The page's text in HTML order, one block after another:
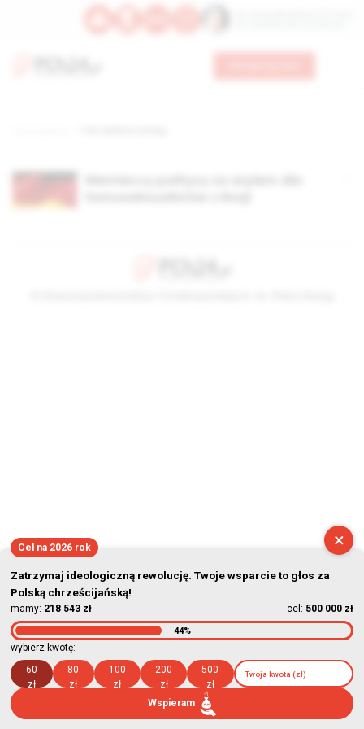
×
Cel na 2026 rok
Zatrzymaj ideologiczną rewolucję. Twoje wsparcie to głos za
Polską chrześcijańską!
mamy: 218 543 zł cel: 500 000 zł
44%
wybierz kwotę:
60
zł
80
zł
100
zł
200
zł
500
zł
Wspieram